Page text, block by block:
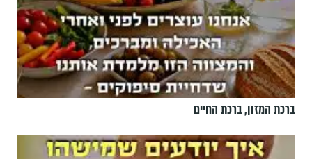
ברכת המזון, ברכת החיים